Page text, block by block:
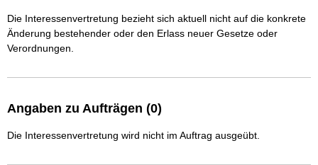
Die Interessenvertretung bezieht sich aktuell nicht auf die konkrete
Änderung bestehender oder den Erlass neuer Gesetze oder
Verordnungen.
Angaben zu Aufträgen (0)
Die Interessenvertretung wird nicht im Auftrag ausgeübt.